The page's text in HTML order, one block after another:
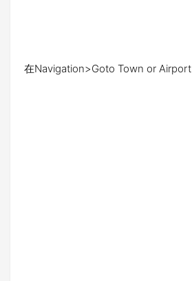
在Navigation>Goto Town or Airport